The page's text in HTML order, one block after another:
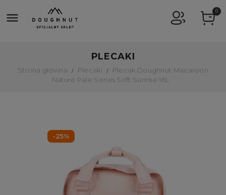
 0
PLECAKI
Strona główna Plecaki
Plecak Doughnut Macaroon
Nature Pale Series Soft Sunrise 16L
-25%